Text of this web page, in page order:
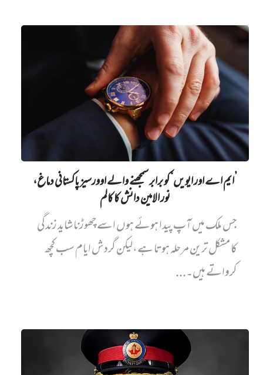
’ایم اے اور ایویں‌‘ کو برابر سمجھنے والے اوورسیز پاکستانی دماغ،
نور الامین دانش کا کالم
جس ملک میں آپ پیدا ہوئے ہوں اسے چھوڑنا شاید زندگی
کا مشکل ترین مرحلہ ہوتا ہے،لیکن گردش ایام سب کچھ
کرواتے ہیں۔...